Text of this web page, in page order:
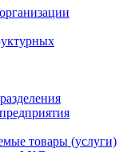
товары (услуги)